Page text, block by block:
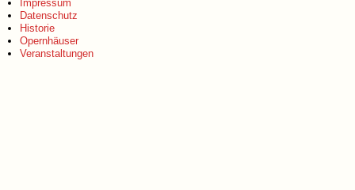
Impressum
Datenschutz
Historie
Opernhäuser
Veranstaltungen